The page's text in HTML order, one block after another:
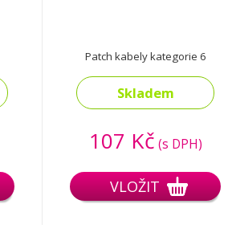
Patch kabely kategorie 6
Skladem
107 Kč (s DPH)
VLOŽIT